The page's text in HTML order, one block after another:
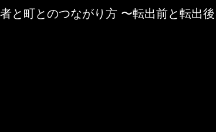
と町とのつながり方 〜転出前と転出